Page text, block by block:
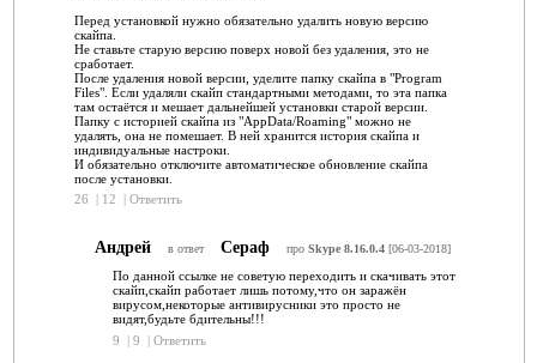
Перед установкой нужно обязательно удалить новую версию
скайпа.
Не ставьте старую версию поверх новой без удаления, это не
сработает.
После удаления новой версии, уделите папку скайпа в "Program
Files". Если удаляли скайп стандартными методами, то эта папка
там остаётся и мешает дальнейшей установки старой версии.
Папку с историей скайпа из "AppData/Roaming" можно не
удалять, она не помешает. В ней хранится история скайпа и
индивидуальные настроки.
И обязательно отключите автоматическое обновление скайпа
после установки.
26
| 12 | Ответить
Андрей в ответ Сераф про Skype 8.16.0.4[06-03-2018]
По данной ссылке не советую переходить и скачивать этот
скайп,скайп работает лишь потому,что он заражён
вирусом,некоторые антивирусники это просто не
видят,будьте бдительны!!!
9
| 9 | Ответить